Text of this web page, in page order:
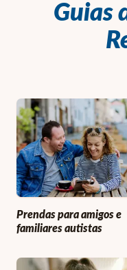
Guias
Prendas para amigos e
familiares autistas